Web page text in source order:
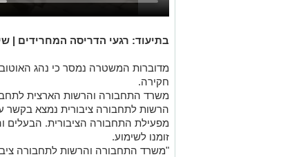
בתיעוד: רגעי הדריסה המחרידים |
מדוברות המשטרה נמסר כי נהג
חקירה.
משרד התחבורה והרשות הארצית
הרשות לתחבורה ציבורית נמצא בקשר
מפעילת התחבורה הציבורית. הבעלים
זומנו לשימוע.
"משרד התחבורה והרשות לתחבורה